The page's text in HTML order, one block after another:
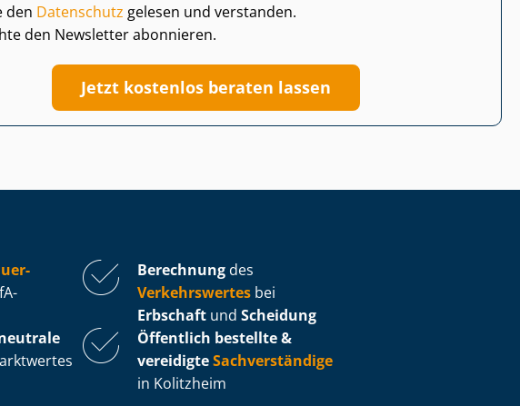
den Datenschutz gelesen und verstanden.
den Newsletter abonnieren.
Jetzt kostenlos beraten lassen
Berechnung des
Verkehrswertes bei
Erbschaft und Scheidung
Öffentlich bestellte &
vereidigteSachverständige
in Kolitzheim